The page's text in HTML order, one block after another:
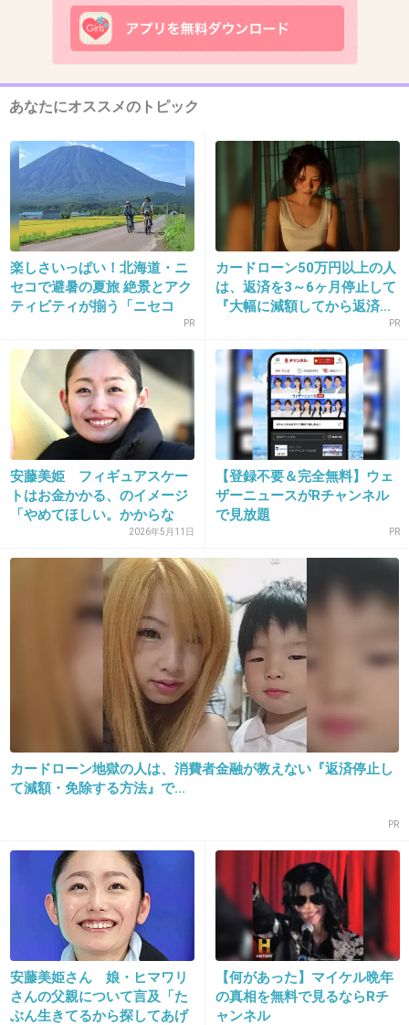
出典：blogimg.goo.ne.jp
9. 匿名 2013/07/12(金) 15:14:12
そう言わないと父親疑惑かけられちゃうもんね
ｗ
+184 -4
10. 匿名 2013/07/12(金) 15:15:00
安藤のせいで関係者全員疑われるじゃん。
もうはっきり父親公表すればいいのに
+212
2013/07/12(金) 15:15:03
安藤美姫って、産んでないんじゃないのw
養子とかないの？
+71
て？ 笑
+132 -13
13. 匿名2013/07/12(金) 15:17:43
報道されるまで知らなかったはないんじゃない
あなたにオススメのトピック
楽しさいっぱい！北海道・ニ
セコで避暑の夏旅 絶景とアク
ティビティが揃う「ニセコ
PR
カードローン50万円以上の人
は、返済を3～6ヶ月停止して
『大幅に減額してから返済...
PR
安藤美姫 フィギュアスケー
トはお金かかる、のイメージ
「やめてほしい。かからな
2026年5月11日
【登録不要＆完全無料】ウェ
ザーニュースがRチャンネル
で見放題
PR
カードローン地獄の人は、消費者金融が教えない『返済停止し
て減額・免除する方法』で...
PR
安藤美姫さん 娘・ヒマワリ
さんの父親について言及「た
ぶん生きてるから探してあげ
【何があった】マイケル晩年
の真相を無料で見るならRチ
ャンネル